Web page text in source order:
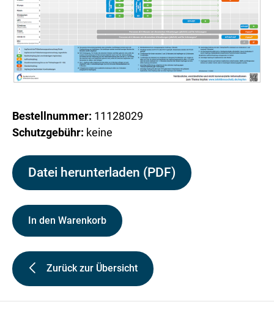
Bestellnummer: 11128029
Schutzgebühr: keine
Datei herunterladen (PDF)
In den Warenkorb
Zurück zur Übersicht